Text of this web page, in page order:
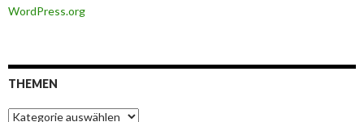
WordPress.org
THEMEN
Themen